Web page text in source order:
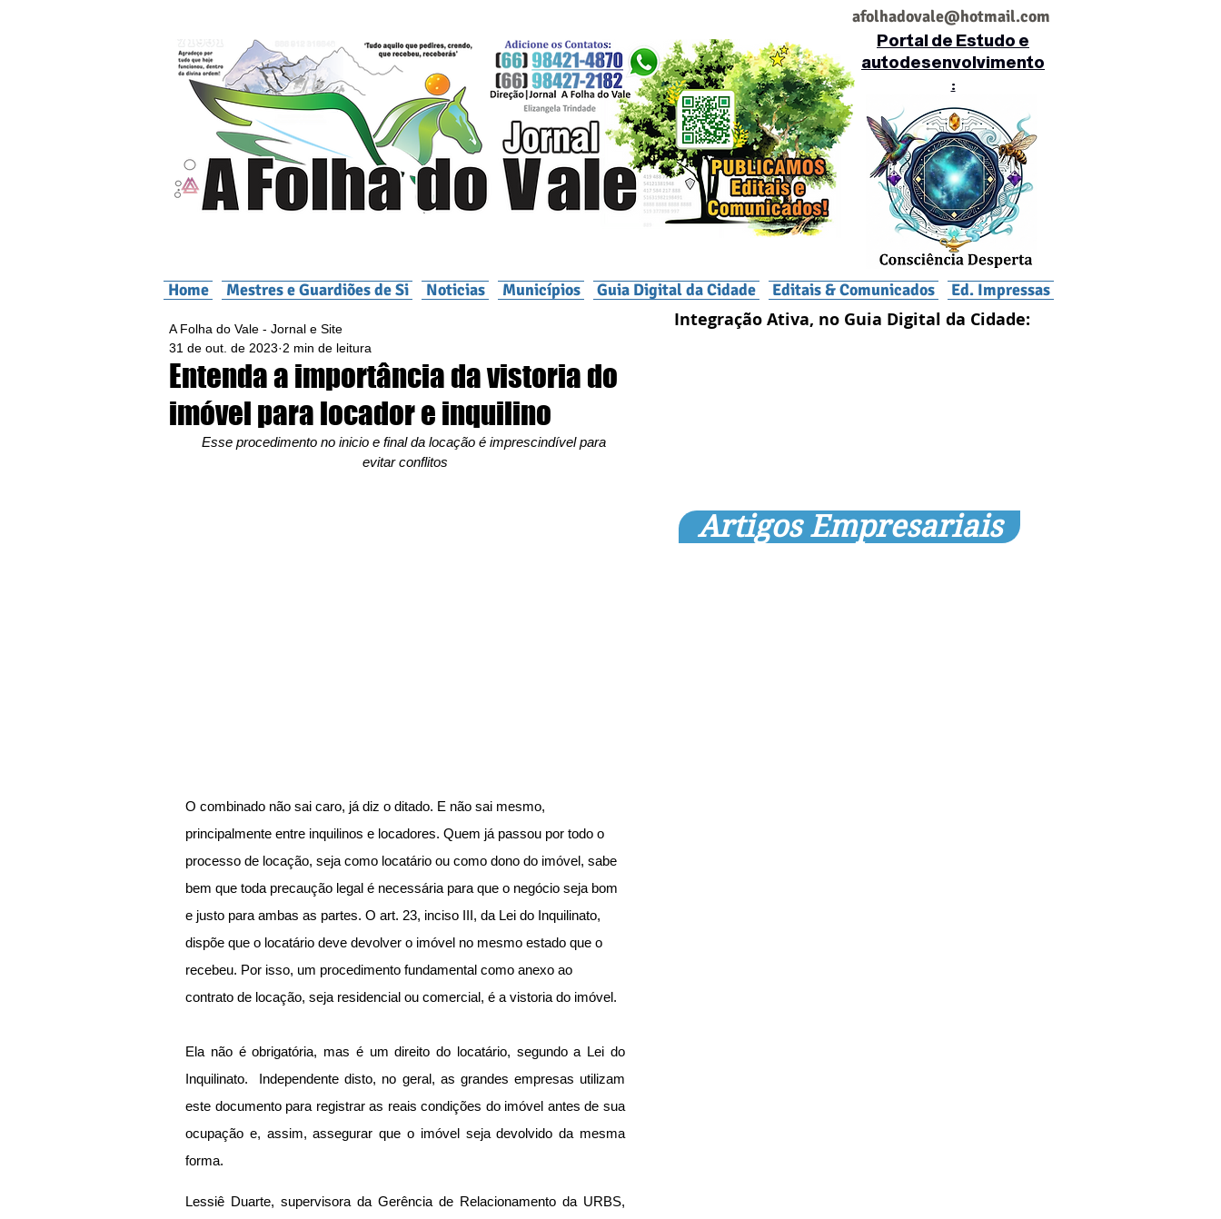
afolhadovale@hotmail.com
Portal de Estudo e
autodesenvolvimento
:
Home Mestres e Guardiões de Si Noticias Municípios Guia Digital da Cidade Editais & Comunicados Ed. Impressas
Entenda a importância da vistoria do
imóvel para locador e inquilino
A Folha do Vale - Jornal e Site
31 de out. de 2023 2 min de leitura
Esse procedimento no inicio e final da locação é imprescindível para
evitar conflitos
O combinado não sai caro, já diz o ditado. E não sai mesmo,
principalmente entre inquilinos e locadores. Quem já passou por todo o
processo de locação, seja como locatário ou como dono do imóvel, sabe
bem que toda precaução legal é necessária para que o negócio seja bom
e justo para ambas as partes. O art. 23, inciso III, da Lei do Inquilinato,
dispõe que o locatário deve devolver o imóvel no mesmo estado que o
recebeu. Por isso, um procedimento fundamental como anexo ao
contrato de locação, seja residencial ou comercial, é a vistoria do imóvel.
Ela não é obrigatória, mas é um direito do locatário, segundo a Lei do
Inquilinato.  Independente disto, no geral, as grandes empresas utilizam
este documento para registrar as reais condições do imóvel antes de sua
ocupação e, assim, assegurar que o imóvel seja devolvido da mesma
forma.
Lessiê Duarte, supervisora da Gerência de Relacionamento da URBS,
Integração Ativa, no Guia Digital da Cidade:
Artigos Empresariais